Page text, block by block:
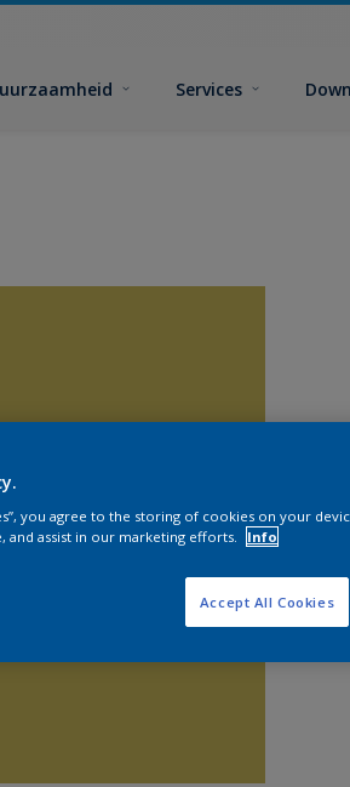
Services
you agree to the storing of cookies on your
and assist in our marketing efforts.
Info
Accept All Cookies